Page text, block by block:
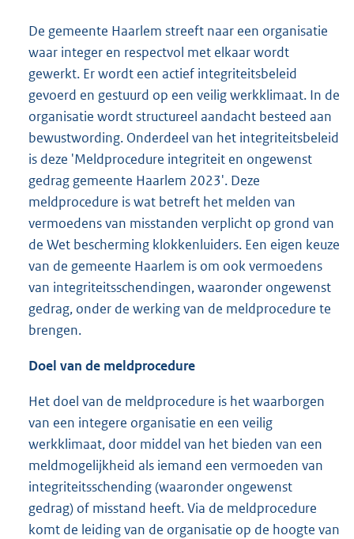
De gemeente Haarlem streeft naar een organisatie
waar integer en respectvol met elkaar wordt
gewerkt. Er wordt een actief integriteitsbeleid
gevoerd en gestuurd op een veilig werkklimaat. In de
organisatie wordt structureel aandacht besteed aan
bewustwording. Onderdeel van het integriteitsbeleid
is deze 'Meldprocedure integriteit en ongewenst
gedrag gemeente Haarlem 2023'. Deze
meldprocedure is wat betreft het melden van
vermoedens van misstanden verplicht op grond van
de Wet bescherming klokkenluiders. Een eigen keuze
van de gemeente Haarlem is om ook vermoedens
van integriteitsschendingen, waaronder ongewenst
gedrag, onder de werking van de meldprocedure te
brengen.
Doel van de meldprocedure
Het doel van de meldprocedure is het waarborgen
van een integere organisatie en een veilig
werkklimaat, door middel van het bieden van een
meldmogelijkheid als iemand een vermoeden van
integriteitsschending (waaronder ongewenst
gedrag) of misstand heeft. Via de meldprocedure
komt de leiding van de organisatie op de hoogte van